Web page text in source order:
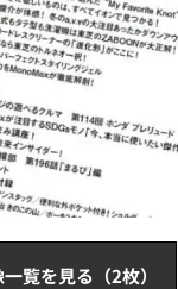
覧を見る（2枚）